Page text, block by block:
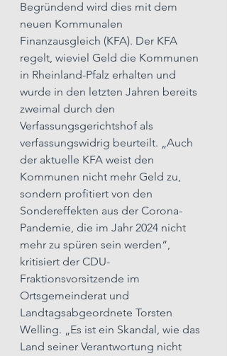
Begründend wird dies mit dem
neuen Kommunalen
Finanzausgleich (KFA). Der KFA
regelt, wieviel Geld die Kommunen
in Rheinland-Pfalz erhalten und
wurde in den letzten Jahren bereits
zweimal durch den
Verfassungsgerichtshof als
verfassungswidrig beurteilt. „Auch
der aktuelle KFA weist den
Kommunen nicht mehr Geld zu,
sondern profitiert von den
Sondereffekten aus der Corona-
Pandemie, die im Jahr 2024 nicht
mehr zu spüren sein werden“,
kritisiert der CDU-
Fraktionsvorsitzende im
Ortsgemeinderat und
Landtagsabgeordnete Torsten
Welling. „Es ist ein Skandal, wie das
Land seiner Verantwortung nicht